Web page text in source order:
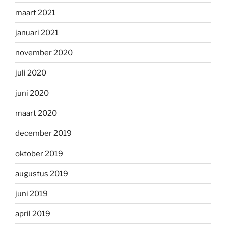
maart 2021
januari 2021
november 2020
juli 2020
juni 2020
maart 2020
december 2019
oktober 2019
augustus 2019
juni 2019
april 2019